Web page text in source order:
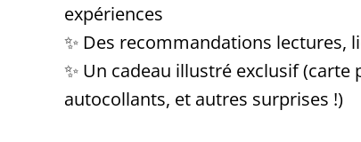
expériences
✨ Des recommandations lectures,
✨ Un cadeau illustré exclusif (carte
autocollants, et autres surprises !)